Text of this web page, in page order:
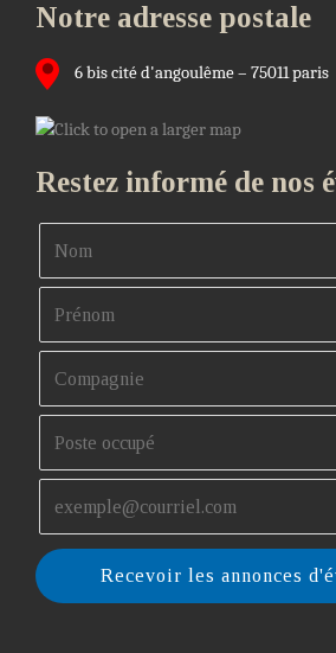
Notre adresse postale
6 bis cité d'angoulême – 75011 paris
Restez informé de nos
Recevoir les annonces